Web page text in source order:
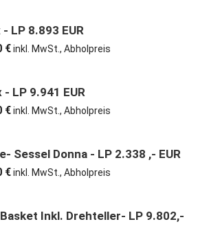
7.575,00 €.
LP 8.893 EUR
€Aktueller
4.980,00 €.
inkl. MwSt., Abholpreis
LP 9.941 EUR
€Aktueller
5.400,00 €.
inkl. MwSt., Abholpreis
Sessel Donna - LP 2.338 ,- EUR
€Aktueller
1.520,00 €.
inkl. MwSt., Abholpreis
Inkl. Drehteller- LP 9.802,-